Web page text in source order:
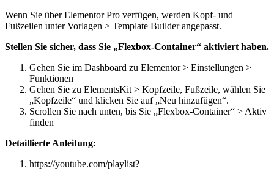
Wenn Sie über Elementor Pro verfügen, werden Kopf- und
Fußzeilen unter Vorlagen > Template Builder angepasst.
Stellen Sie sicher, dass Sie „Flexbox-Container“ aktiviert haben.
Gehen Sie im Dashboard zu Elementor > Einstellungen >
Funktionen
Gehen Sie zu ElementsKit > Kopfzeile, Fußzeile, wählen Sie
„Kopfzeile“ und klicken Sie auf „Neu hinzufügen“.
Scrollen Sie nach unten, bis Sie „Flexbox-Container“ > Aktiv
finden
Detaillierte Anleitung:
https://youtube.com/playlist?